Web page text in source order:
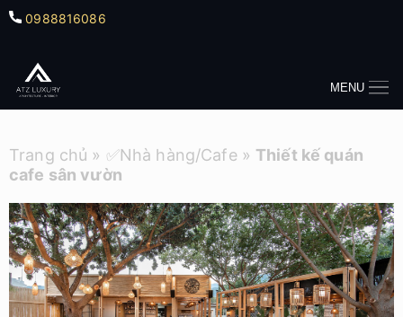
0988816086
MENU
Trang chủ » ✅Nhà hàng/Cafe» Thiết kế quán
cafe sân vườn